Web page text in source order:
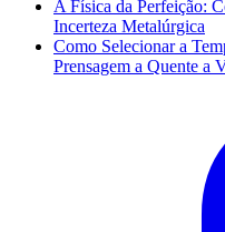
A Física da Perfeição:
Incerteza Metalúrgica
Como Selecionar a
Prensagem a Quente a